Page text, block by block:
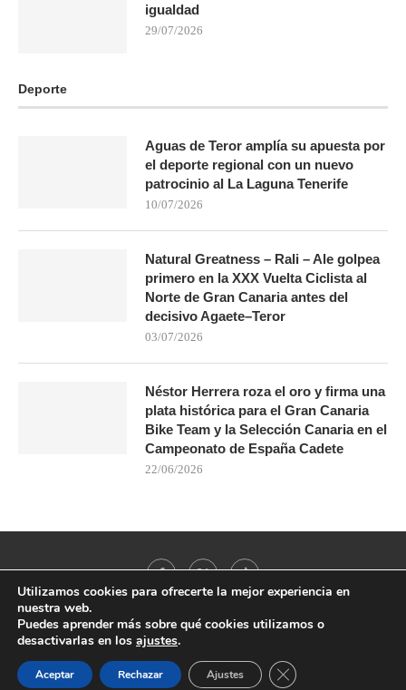
igualdad
29/07/2026
Deporte
Aguas de Teror amplía su apuesta por
el deporte regional con un nuevo
patrocinio al La Laguna Tenerife
10/07/2026
Natural Greatness – Rali – Ale golpea
primero en la XXX Vuelta Ciclista al
Norte de Gran Canaria antes del
decisivo Agaete–Teror
03/07/2026
Néstor Herrera roza el oro y firma una
plata histórica para el Gran Canaria
Bike Team y la Selección Canaria en el
Campeonato de España Cadete
22/06/2026
@2021 - All Right Reserved. Designed and Developed by
BACK TO TOP
Utilizamos cookies para ofrecerte la mejor experiencia en
nuestra web.
Puedes aprender más sobre qué cookies utilizamos o
desactivarlas en los ajustes.
Aceptar Rechazar Ajustes CERRAR EL